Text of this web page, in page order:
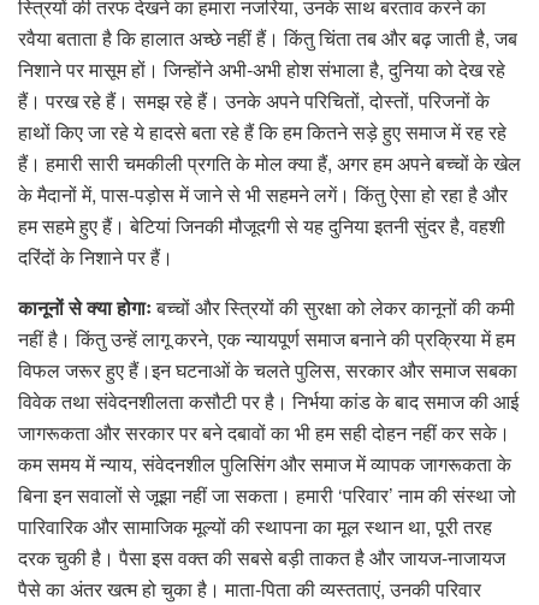
स्त्रियों की तरफ देखने का हमारा नजरिया, उनके साथ बरताव करने का
रवैया बताता है कि हालात अच्छे नहीं हैं। किंतु चिंता तब और बढ़ जाती है, जब
निशाने पर मासूम हों। जिन्होंने अभी-अभी होश संभाला है, दुनिया को देख रहे
हैं। परख रहे हैं। समझ रहे हैं। उनके अपने परिचितों, दोस्तों, परिजनों के
हाथों किए जा रहे ये हादसे बता रहे हैं कि हम कितने सड़े हुए समाज में रह रहे
हैं। हमारी सारी चमकीली प्रगति के मोल क्या हैं, अगर हम अपने बच्चों के खेल
के मैदानों में, पास-पड़ोस में जाने से भी सहमने लगें। किंतु ऐसा हो रहा है और
हम सहमे हुए हैं। बेटियां जिनकी मौजूदगी से यह दुनिया इतनी सुंदर है, वहशी
दरिंदों के निशाने पर हैं।
कानूनों से क्या होगाःबच्चों और स्त्रियों की सुरक्षा को लेकर कानूनों की कमी
नहीं है। किंतु उन्हें लागू करने, एक न्यायपूर्ण समाज बनाने की प्रक्रिया में हम
विफल जरूर हुए हैं।इन घटनाओं के चलते पुलिस, सरकार और समाज सबका
विवेक तथा संवेदनशीलता कसौटी पर है। निर्भया कांड के बाद समाज की आई
जागरूकता और सरकार पर बने दबावों का भी हम सही दोहन नहीं कर सके।
कम समय में न्याय, संवेदनशील पुलिसिंग और समाज में व्यापक जागरूकता के
बिना इन सवालों से जूझा नहीं जा सकता। हमारी ‘परिवार’ नाम की संस्था जो
पारिवारिक और सामाजिक मूल्यों की स्थापना का मूल स्थान था, पूरी तरह
दरक चुकी है। पैसा इस वक्त की सबसे बड़ी ताकत है और जायज-नाजायज
पैसे का अंतर खत्म हो चुका है। माता-पिता की व्यस्तताएं, उनकी परिवार